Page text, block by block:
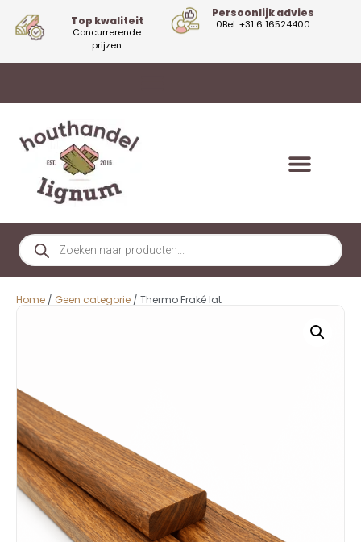
Top kwaliteit
Concurrerende
prijzen
Persoonlijk advies
0Bel: +31 6 16524400
Home / Geen categorie / Thermo Fraké lat